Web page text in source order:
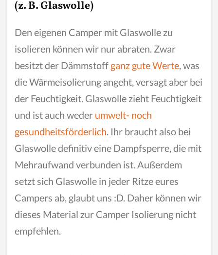
(z. B. Glaswolle)
Den eigenen Camper mit Glaswolle zu
isolieren können wir nur abraten. Zwar
besitzt der Dämmstoff ganz gute Werte, was
die Wärmeisolierung angeht, versagt aber bei
der Feuchtigkeit. Glaswolle zieht Feuchtigkeit
und ist auch weder umwelt- noch
gesundheitsförderlich. Ihr braucht also bei
Glaswolle definitiv eine Dampfsperre, die mit
Mehraufwand verbunden ist. Außerdem
setzt sich Glaswolle in jeder Ritze eures
Campers ab, glaubt uns :D. Daher können wir
dieses Material zur Camper Isolierung nicht
empfehlen.